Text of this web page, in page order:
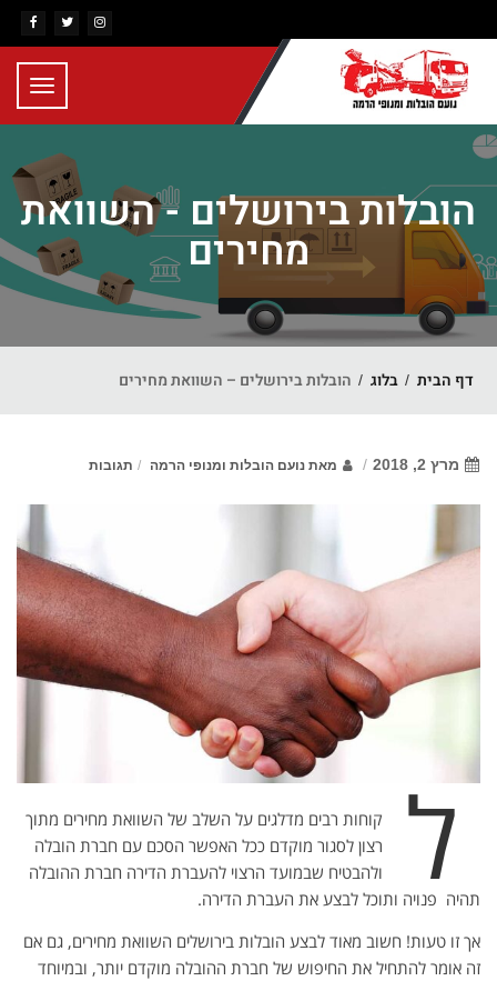
הובלות בירושלים - השוואת
מחירים
דף הבית בלוג הובלות בירושלים – השוואת מחירים
מרץ 2, 2018 מאת נועם הובלות ומנופי הרמה תגובות
ל
קוחות רבים מדלגים על השלב של השוואת מחירים מתוך
רצון לסגור מוקדם ככל האפשר הסכם עם חברת הובלה
ולהבטיח שבמועד הרצוי להעברת הדירה חברת ההובלה
תהיה פנויה ותוכל לבצע את העברת הדירה.
אך זו טעות! חשוב מאוד לבצע הובלות בירושלים השוואת מחירים, גם אם
זה אומר להתחיל את החיפוש של חברת ההובלה מוקדם יותר, ובמיוחד